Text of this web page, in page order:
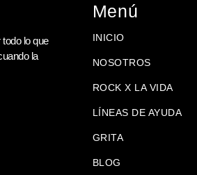
lo que
la
Menú
INICIO
NOSOTROS
ROCK X LA VIDA
LÍNEAS DE AYUDA
GRITA
BLOG